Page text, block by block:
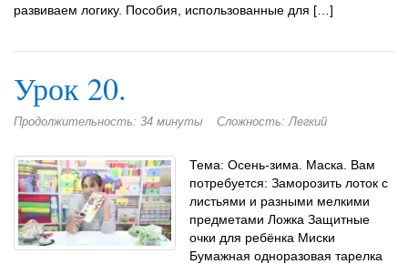
развиваем логику. Пособия, использованные для […]
Урок 20.
Продолжительность: 34 минуты Сложность: Легкий
Тема: Осень-зима. Маска. Вам
потребуется: Заморозить лоток с
листьями и разными мелкими
предметами Ложка Защитные
очки для ребёнка Миски
Бумажная одноразовая тарелка